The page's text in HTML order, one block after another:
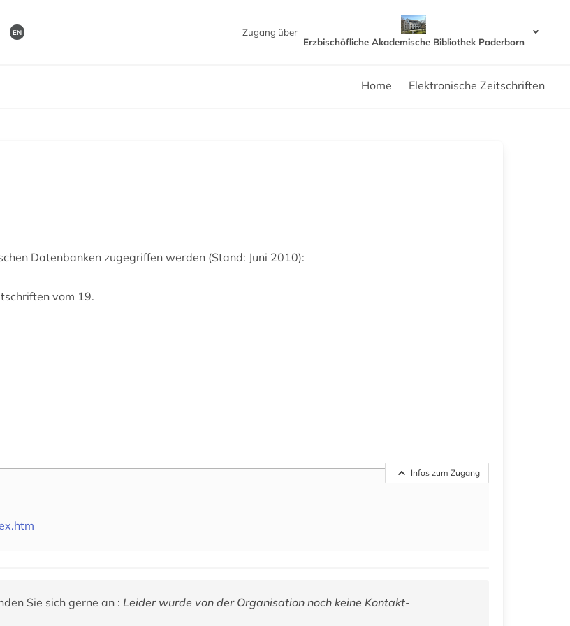
EN
Zugang über
Erzbischöfliche Akademische Bibliothek Paderborn
Home Elektronische Zeitschriften
Datenbanken zugegriffen werden (Stand: Juni 2010):
vom 19.
Infos zum Zugang
Sie sich gerne an : Leider wurde von der Organisation noch keine Kontakt-